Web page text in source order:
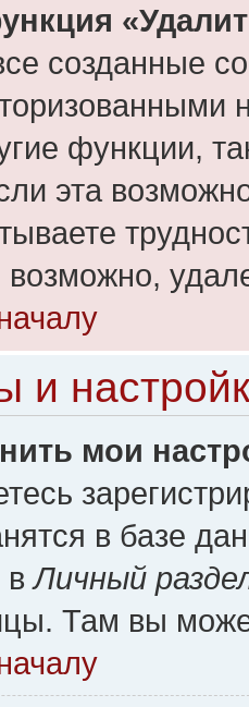
созданные
функции,
эта
и
мои
в базе
вЛичный
Там вы